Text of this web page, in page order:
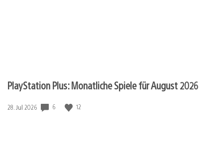
PlayStation Plus: Monatliche Spiele für August 2026
Veröffentlichungsdatum:
28. Jul 2026 6 12